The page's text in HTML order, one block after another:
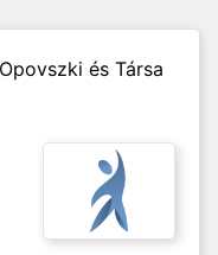
Opovszki és Társa